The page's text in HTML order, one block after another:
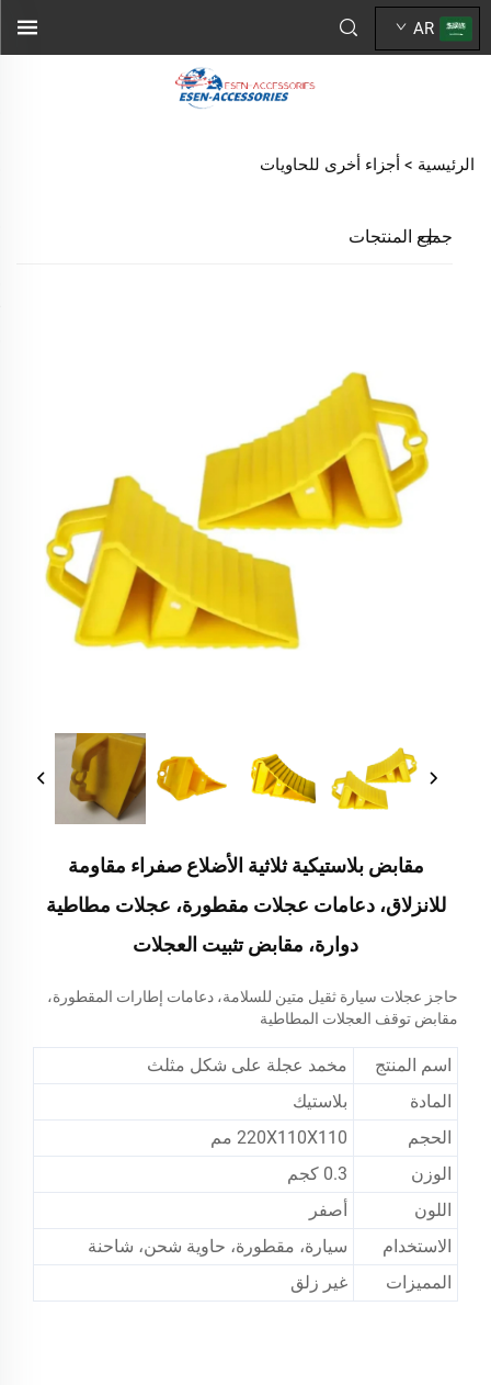
AR
الرئيسية > أجزاء أخرى للحاويات
جميع المنتجات
مقابض بلاستيكية ثلاثية الأضلاع صفراء مقاومة
للانزلاق، دعامات عجلات مقطورة، عجلات مطاطية
دوارة، مقابض تثبيت العجلات
حاجز عجلات سيارة ثقيل متين للسلامة، دعامات إطارات المقطورة،
مقابض توقف العجلات المطاطية
اسم المنتج
مخمد عجلة على شكل مثلث
المادة
بلاستيك
الحجم
220X110X110 مم
الوزن
0.3 كجم
اللون
أصفر
الاستخدام
سيارة، مقطورة، حاوية شحن، شاحنة
المميزات
غير زلق